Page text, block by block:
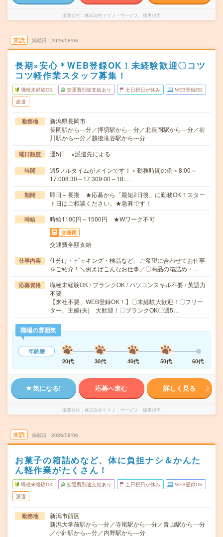
派遣会社 株式会社テクノ・サービス 採用担当
未読 掲載日 2026/08/06
長期×安心＊WEB登録OK！未経験歓迎〇コツ
コツ軽作業スタッフ募集！
職種未経験OK 交通費別途支給あり 土日祝日が休み WEB登録OK
派遣
勤務地
新潟県長岡市
長岡駅から---分／押切駅から---分／北長岡駅から---分／前
川駅から---分／越後滝谷駅から---分
曜日頻度 週5日 ※派遣先による
時間
週5フルタイムがメインです！＜勤務時間の例＞8:00～
17:008:30～17:309:00～18:…
期間
即日～長期 ★応募から「最短2日後」に勤務OK！スター
ト日はご相談ください。★急募です！
時給 時給1100円～1500円 ★Wワーク不可
交通費
交通費全額支給
仕事内容
仕分け・ピッキング・検品など、ご希望に合わせてお仕事
をご紹介！＼例えばこんなお仕事／〇商品の箱詰め・…
応募資格
職種未経験OK / ブランクOK / パソコンスキル不要 / 英語力
不要
【来社不要、WEB登録OK！】〇未経験大歓迎！〇フリー
ター、主婦(夫) 大歓迎！〇ブランクOK〇週5…
職場の雰囲気
年齢層
20代
30代 40代 50代 60代
気になる! 応募へ進む 詳しく見る
派遣会社 株式会社テクノ・サービス 採用担当
未読 掲載日 2026/08/06
お菓子の箱詰めなど、体に負担ナシ＆かんた
ん軽作業がたくさん！
職種未経験OK 交通費別途支給あり 土日祝日が休み WEB登録OK
派遣
勤務地
新潟市西区
新潟大学前駅から---分／寺尾駅から---分／青山駅から---分
／小針駅から---分／内野駅から---分